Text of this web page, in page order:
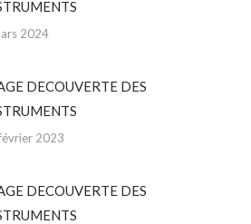
2024
DECOUVERTE DES
2023
DECOUVERTE DES